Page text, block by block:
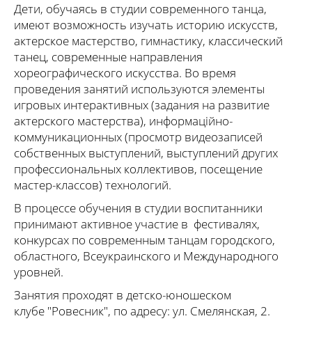
Дети, обучаясь в студии современного танца,
имеют возможность изучать историю искусств,
актерское мастерство, гимнастику, классический
танец, современные направления
хореографического искусства. Во время
проведения занятий используются элементы
игровых интерактивных (задания на развитие
актерского мастерства), информаційно-
коммуникационных (просмотр видеозаписей
собственных выступлений, выступлений других
профессиональных коллективов, посещение
мастер-классов) технологий.
В процессе обучения в студии воспитанники
принимают активное участие в фестивалях,
конкурсах по современным танцам городского,
областного, Всеукраинского и Международного
уровней.
Занятия проходят в детско-юношеском
клубе "Ровесник", по адресу: ул. Смелянская, 2.